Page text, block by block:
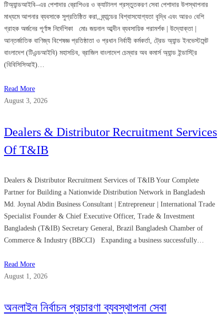
টিঅ্যান্ডআইবি–এর পেশাদার ব্রোশিওর ও ক্যাটালগ প্রস্তুতকরণ সেবা পেশাদার উপস্থাপনার
মাধ্যমে আপনার ব্যবসাকে সুপ্রতিষ্ঠিত করা, ব্র্যান্ডের বিশ্বাসযোগ্যতা বৃদ্ধি এবং আরও বেশি
গ্রাহক অর্জনের পূর্ণাঙ্গ নির্দেশিকা মোঃ জয়নাল আব্দীন ব্যবসায়িক পরামর্শক | উদ্যোক্তা |
আন্তর্জাতিক বাণিজ্য বিশেষজ্ঞ প্রতিষ্ঠাতা ও প্রধান নির্বাহী কর্মকর্তা, ট্রেড অ্যান্ড ইনভেস্টমেন্ট
বাংলাদেশ (টিএন্ডআইবি) মহাসচিব, ব্রাজিল বাংলাদেশ চেম্বার অব কমার্স অ্যান্ড ইন্ডাস্ট্রি
(বিবিসিসিআই)…
Read More
August 3, 2026
Dealers & Distributor Recruitment Services
Of T&IB
Dealers & Distributor Recruitment Services of T&IB Your Complete
Partner for Building a Nationwide Distribution Network in Bangladesh
Md. Joynal Abdin Business Consultant | Entrepreneur | International Trade
Specialist Founder & Chief Executive Officer, Trade & Investment
Bangladesh (T&IB) Secretary General, Brazil Bangladesh Chamber of
Commerce & Industry (BBCCI) Expanding a business successfully…
Read More
August 1, 2026
অনলাইন নির্বাচন প্রচারণা ব্যবস্থাপনা সেবা